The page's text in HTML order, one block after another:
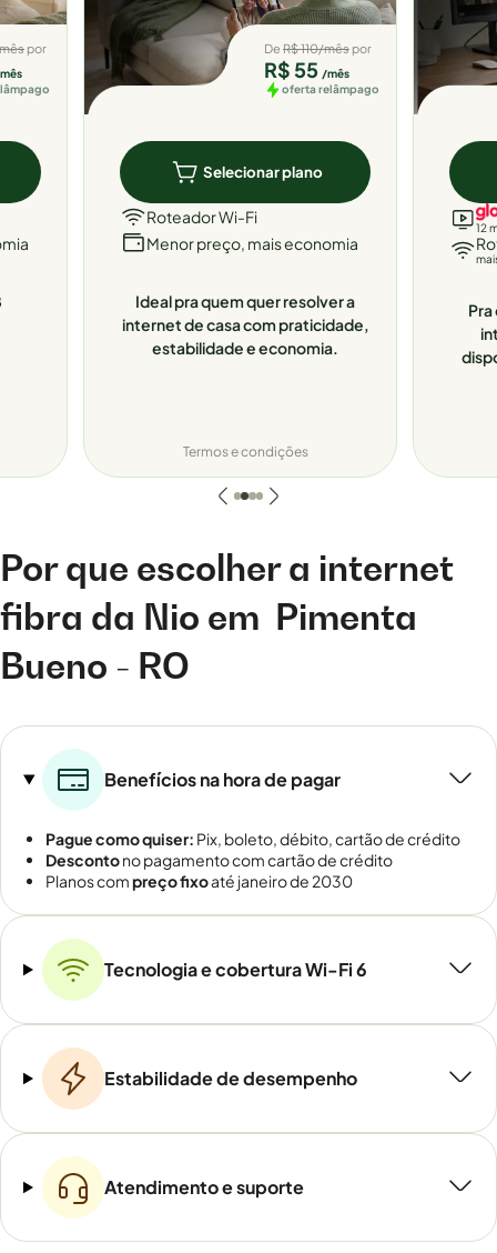
por De R$ 110/mês por
R$ 55 /mês
oferta relâmpago
Selecionar plano
Roteador Wi-Fi
Menor preço, mais economia
Ideal pra quem quer resolver a
internet de casa com praticidade,
estabilidade e economia.
Termos e condições
12
Por que escolher a internet
fibra da Nio em Pimenta
Bueno - RO
Benefícios na hora de pagar
Pague como quiser: Pix, boleto, débito, cartão de crédito
Descontono pagamento com cartão de crédito
Planos compreço fixoaté janeiro de 2030
Tecnologia e cobertura Wi-Fi 6
Estabilidade de desempenho
Atendimento e suporte